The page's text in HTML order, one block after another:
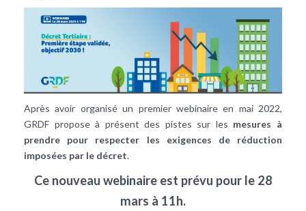
Après avoir organisé un premier webinaire en mai 2022,
GRDF propose à présent des pistes sur les mesures à
prendre pour respecter les exigences de réduction
imposées par le décret.
Ce nouveau webinaire est prévu pour le 28
mars à 11h.